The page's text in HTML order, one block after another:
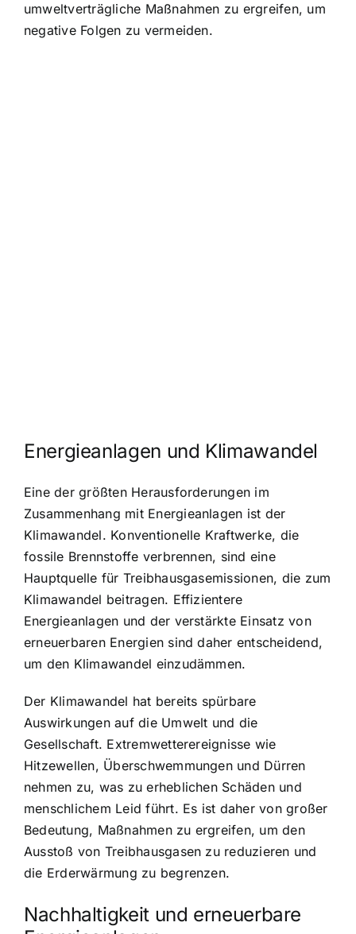
umweltverträgliche Maßnahmen zu ergreifen, um
negative Folgen zu vermeiden.
Energieanlagen und Klimawandel
Eine der größten Herausforderungen im
Zusammenhang mit Energieanlagen ist der
Klimawandel. Konventionelle Kraftwerke, die
fossile Brennstoffe verbrennen, sind eine
Hauptquelle für Treibhausgasemissionen, die zum
Klimawandel beitragen. Effizientere
Energieanlagen und der verstärkte Einsatz von
erneuerbaren Energien sind daher entscheidend,
um den Klimawandel einzudämmen.
Der Klimawandel hat bereits spürbare
Auswirkungen auf die Umwelt und die
Gesellschaft. Extremwetterereignisse wie
Hitzewellen, Überschwemmungen und Dürren
nehmen zu, was zu erheblichen Schäden und
menschlichem Leid führt. Es ist daher von großer
Bedeutung, Maßnahmen zu ergreifen, um den
Ausstoß von Treibhausgasen zu reduzieren und
die Erderwärmung zu begrenzen.
Nachhaltigkeit und erneuerbare